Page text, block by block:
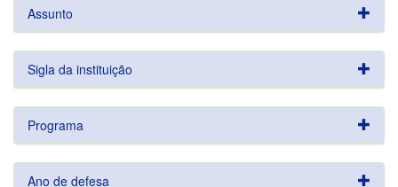
Assunto
Sigla da instituição
Programa
Ano de defesa